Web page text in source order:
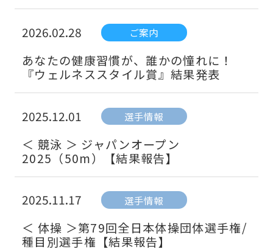
2026.02.28 ご案内
あなたの健康習慣が、誰かの憧れに！
『ウェルネススタイル賞』結果発表
2025.12.01 選手情報
＜ 競泳 ＞ ジャパンオープン
2025（50m）【結果報告】
2025.11.17 選手情報
＜ 体操 ＞第79回全日本体操団体選手権/
種目別選手権【結果報告】